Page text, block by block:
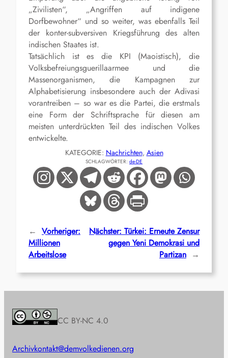
„Zivilisten“, „Angriffen auf indigene
Dorfbewohner“ und so weiter, was ebenfalls Teil
der konter-subversiven Kriegsführung des alten
indischen Staates ist.
Tatsächlich ist es die KPI (Maoistisch), die
Volksbefreiungsguerillaarmee und die
Massenorganismen, die Kampagnen zur
Alphabetisierung insbesondere auch der Adivasi
vorantreiben – so war es die Partei, die erstmals
eine Form der Schriftsprache für diesen am
meisten unterdrückten Teil des indischen Volkes
entwickelte.
KATEGORIE: Nachrichten, Asien
SCHLAGWÖRTER: de-DE
← Vorheriger:
Millionen
Arbeitslose
Nächster: Türkei: Erneute Zensur
gegen Yeni Demokrasi und
Partizan →
CC BY-NC 4.0
Archivkontakt@demvolkedienen.org